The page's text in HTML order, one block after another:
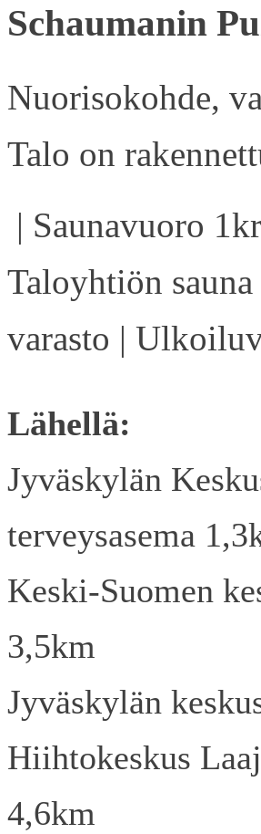
Schaumanin
Nuorisokohde,
Talo on
| Saunavuoro
Taloyhtiön
varasto |
Lähellä:
Jyväskylän
terveysasema
Keski-Suomen
3,5km
Jyväskylän
Hiihtokeskus
4,6km